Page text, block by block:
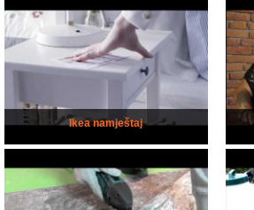
Ikea namještaj